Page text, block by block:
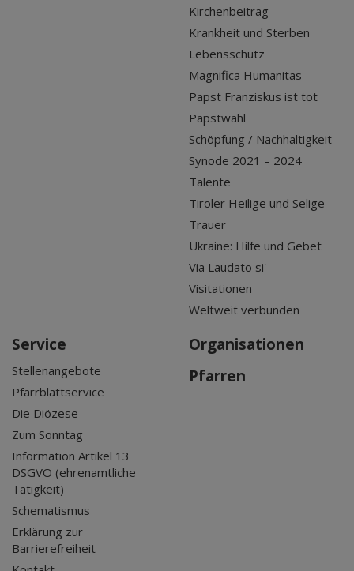
Kirchenbeitrag
Krankheit und Sterben
Lebensschutz
Magnifica Humanitas
Papst Franziskus ist tot
Papstwahl
Schöpfung / Nachhaltigkeit
Synode 2021 – 2024
Talente
Tiroler Heilige und Selige
Trauer
Ukraine: Hilfe und Gebet
Via Laudato si'
Visitationen
Weltweit verbunden
Service
Stellenangebote
Pfarrblattservice
Die Diözese
Zum Sonntag
Information Artikel 13
DSGVO (ehrenamtliche
Tätigkeit)
Schematismus
Erklärung zur
Barrierefreiheit
Organisationen
Pfarren